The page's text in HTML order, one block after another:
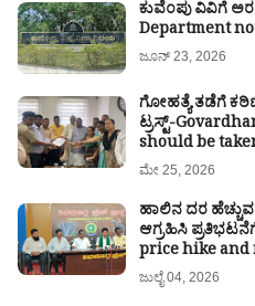
ಕುವೆಂಪು ವಿವಿಗೆ
Department
ಜೂನ್ 23, 2026
ಗೋಹತ್ಯೆ ತಡೆಗೆ
ಟ್ರಸ್ಟ್-
should be
ಮೇ 25, 2026
ಹಾಲಿನ ದರ
ಆಗ್ರಹಿಸಿ
price hike and
ಜುಲೈ 04, 2026